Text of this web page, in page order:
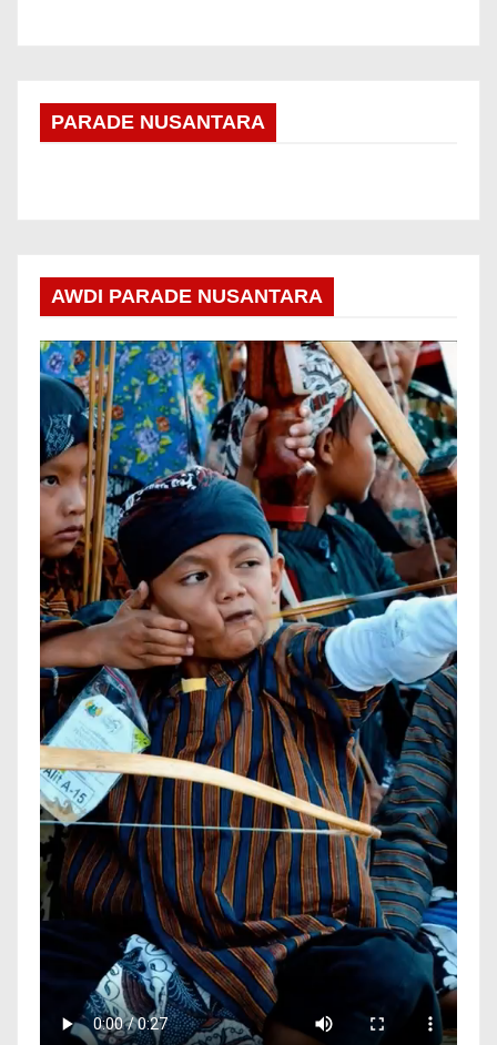
PARADE NUSANTARA
AWDI PARADE NUSANTARA